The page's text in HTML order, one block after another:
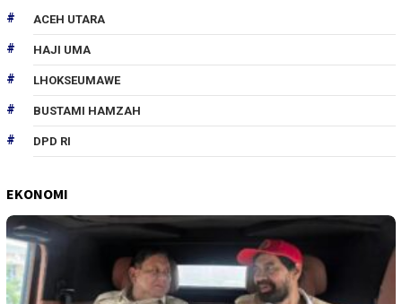
ACEH UTARA
HAJI UMA
LHOKSEUMAWE
BUSTAMI HAMZAH
DPD RI
EKONOMI